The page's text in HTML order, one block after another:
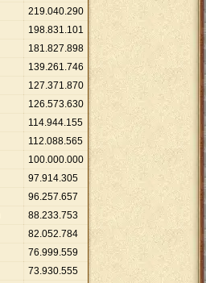
219.040.290
198.831.101
181.827.898
139.261.746
127.371.870
126.573.630
114.944.155
112.088.565
100.000.000
97.914.305
96.257.657
88.233.753
82.052.784
76.999.559
73.930.555